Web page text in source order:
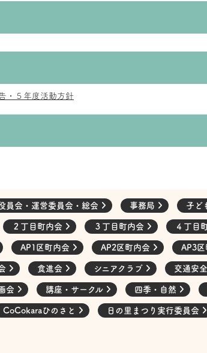
・５年度活動方針
員会・運営委員会・総会 事務局 子ど
２丁目町内会 ３丁目町内会 ４丁目
AP1区町内会 AP2区町内会 AP3区
食進会 シニアクラブ 交通安
会 講座・サークル 四季・自然
CoCokaraひのさと 日の里まつり実行委員会